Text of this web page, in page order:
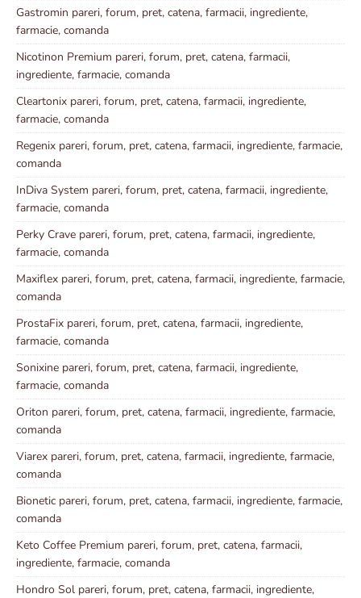
Gastromin pareri, forum, pret, catena, farmacii, ingrediente,
farmacie, comanda
Nicotinon Premium pareri, forum, pret, catena, farmacii,
ingrediente, farmacie, comanda
Cleartonix pareri, forum, pret, catena, farmacii, ingrediente,
farmacie, comanda
Regenix pareri, forum, pret, catena, farmacii, ingrediente, farmacie,
comanda
InDiva System pareri, forum, pret, catena, farmacii, ingrediente,
farmacie, comanda
Perky Crave pareri, forum, pret, catena, farmacii, ingrediente,
farmacie, comanda
Maxiflex pareri, forum, pret, catena, farmacii, ingrediente, farmacie,
comanda
ProstaFix pareri, forum, pret, catena, farmacii, ingrediente,
farmacie, comanda
Sonixine pareri, forum, pret, catena, farmacii, ingrediente,
farmacie, comanda
Oriton pareri, forum, pret, catena, farmacii, ingrediente, farmacie,
comanda
Viarex pareri, forum, pret, catena, farmacii, ingrediente, farmacie,
comanda
Bionetic pareri, forum, pret, catena, farmacii, ingrediente, farmacie,
comanda
Keto Coffee Premium pareri, forum, pret, catena, farmacii,
ingrediente, farmacie, comanda
Hondro Sol pareri, forum, pret, catena, farmacii, ingrediente,